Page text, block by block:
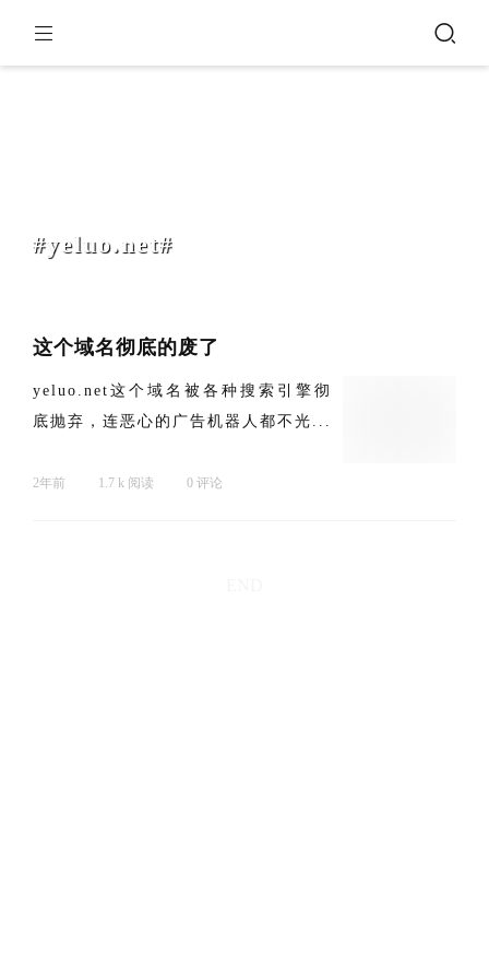
#yeluo.net#
这个域名彻底的废了
yeluo.net这个域名被各种搜索引擎彻
底抛弃，连恶心的广告机器人都不光...
2年前 1.7 k 阅读 0 评论